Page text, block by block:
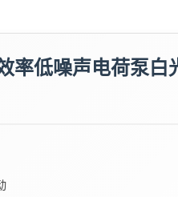
率低噪声电荷泵白